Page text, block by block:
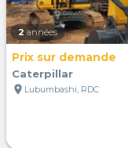
2 années
Prix sur demande
Caterpillar
location_on Lubumbashi, RDC